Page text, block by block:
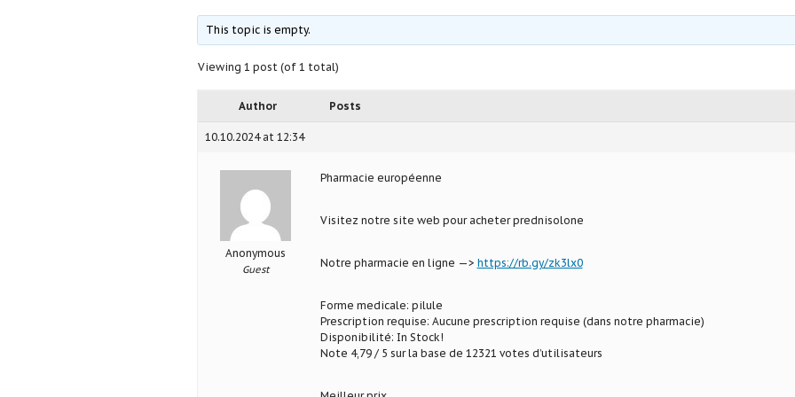
This topic is empty.
Viewing 1 post (of 1 total)
Author Posts
10.10.2024 at 12:34
Anonymous
Guest
Pharmacie européenne
Visitez notre site web pour acheter prednisolone
Notre pharmacie en ligne —> https://rb.gy/zk3lx0
Forme medicale: pilule
Prescription requise: Aucune prescription requise (dans notre pharmacie)
Disponibilité: In Stock!
Note 4,79 / 5 sur la base de 12321 votes d’utilisateurs